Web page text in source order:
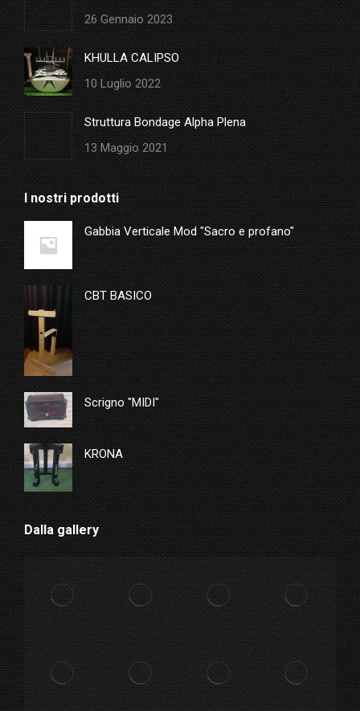
26 Gennaio 2023
KHULLA CALIPSO
10 Luglio 2022
Struttura Bondage Alpha Plena
13 Maggio 2021
I nostri prodotti
Gabbia Verticale Mod "Sacro e profano"
CBT BASICO
Scrigno "MIDI"
KRONA
Dalla gallery